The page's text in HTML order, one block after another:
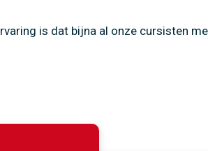
is dat bijna al onze cursisten